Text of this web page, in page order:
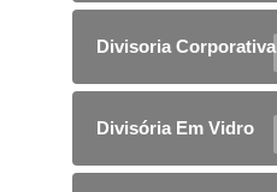
Divisoria Corporativa
Divisória Em Vidro